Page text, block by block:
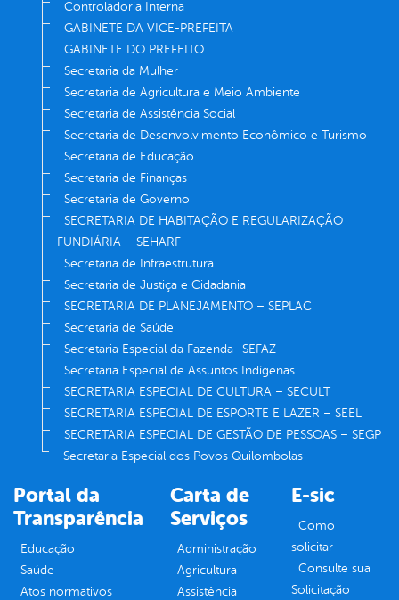
Controladoria Interna
GABINETE DA VICE-PREFEITA
GABINETE DO PREFEITO
Secretaria da Mulher
Secretaria de Agricultura e Meio Ambiente
Secretaria de Assistência Social
Secretaria de Desenvolvimento Econômico e Turismo
Secretaria de Educação
Secretaria de Finanças
Secretaria de Governo
SECRETARIA DE HABITAÇÃO E REGULARIZAÇÃO
FUNDIÁRIA – SEHARF
Secretaria de Infraestrutura
Secretaria de Justiça e Cidadania
SECRETARIA DE PLANEJAMENTO – SEPLAC
Secretaria de Saúde
Secretaria Especial da Fazenda- SEFAZ
Secretaria Especial de Assuntos Indígenas
SECRETARIA ESPECIAL DE CULTURA – SECULT
SECRETARIA ESPECIAL DE ESPORTE E LAZER – SEEL
SECRETARIA ESPECIAL DE GESTÃO DE PESSOAS – SEGP
Secretaria Especial dos Povos Quilombolas
Portal da
Transparência
Educação
Saúde
Atos normativos
Carta de
Serviços
Administração
Agricultura
Assistência
E-sic
Como
solicitar
Consulte sua
Solicitação